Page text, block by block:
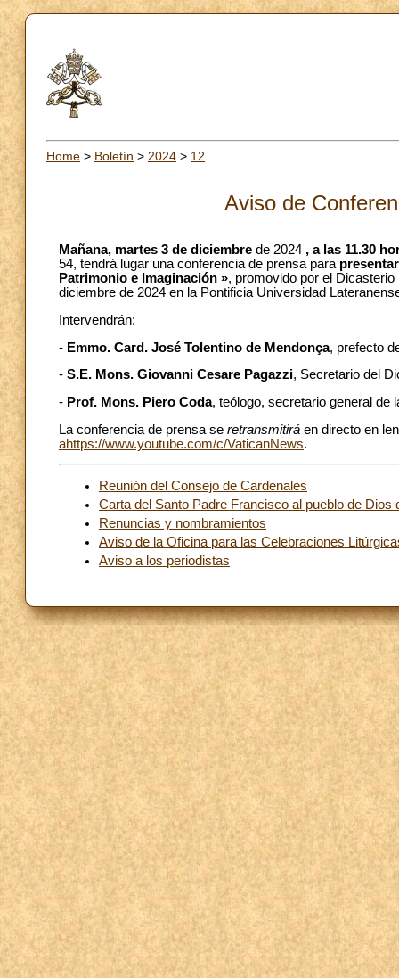
Home > Boletín > 2024 > 12
Aviso de
Mañana, martes 3 de diciembre de 2024 , a las 11.30
54, tendrá lugar una conferencia de prensa parapresentar
Patrimonio e Imaginación », promovido por el
diciembre de 2024 en la Pontificia Universidad
Intervendrán:
- Emmo. Card. José Tolentino de Mendonça, prefecto
- S.E. Mons. Giovanni Cesare Pagazzi, Secretario del
- Prof. Mons. Piero Coda, teólogo, secretario general de
La conferencia de prensa se retransmitirá en directo en
ahttps://www.youtube.com/c/VaticanNews.
Reunión del Consejo de Cardenales
Carta del Santo Padre Francisco al pueblo de Dios
Renuncias y nombramientos
Aviso de la Oficina para las Celebraciones
Aviso a los periodistas